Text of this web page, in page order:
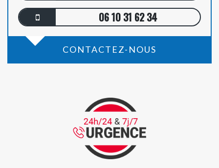
06 10 31 62 34
CONTACTEZ-NOUS